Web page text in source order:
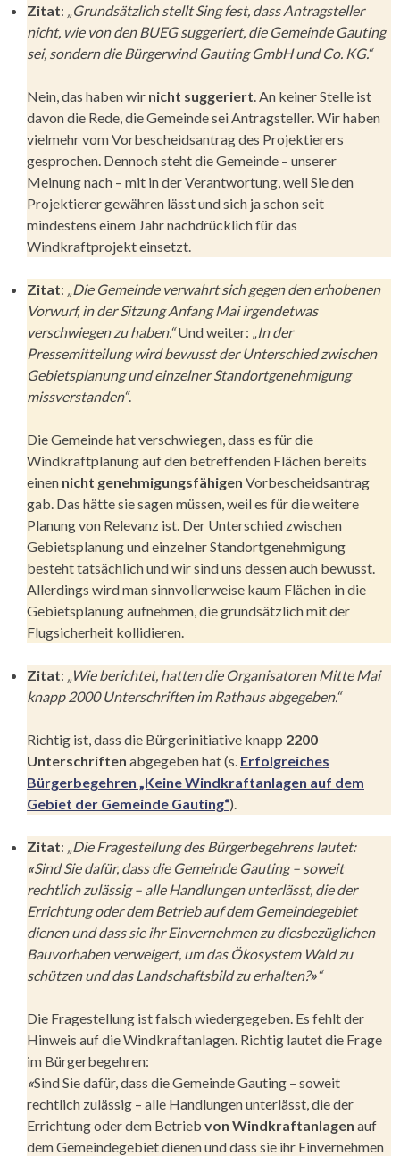
Zitat: „Grundsätzlich stellt Sing fest, dass Antragsteller
nicht, wie von den BUEG suggeriert, die Gemeinde Gauting
sei, sondern die Bürgerwind Gauting GmbH und Co. KG.“
Nein, das haben wir nicht suggeriert. An keiner Stelle ist
davon die Rede, die Gemeinde sei Antragsteller. Wir haben
vielmehr vom Vorbescheidsantrag des Projektierers
gesprochen. Dennoch steht die Gemeinde – unserer
Meinung nach – mit in der Verantwortung, weil Sie den
Projektierer gewähren lässt und sich ja schon seit
mindestens einem Jahr nachdrücklich für das
Windkraftprojekt einsetzt.
Zitat: „Die Gemeinde verwahrt sich gegen den erhobenen
Vorwurf, in der Sitzung Anfang Mai irgendetwas
verschwiegen zu haben.“Und weiter: „In der
Pressemitteilung wird bewusst der Unterschied zwischen
Gebietsplanung und einzelner Standortgenehmigung
missverstanden“.
Die Gemeinde hat verschwiegen, dass es für die
Windkraftplanung auf den betreffenden Flächen bereits
einen nicht genehmigungsfähigen Vorbescheidsantrag
gab. Das hätte sie sagen müssen, weil es für die weitere
Planung von Relevanz ist. Der Unterschied zwischen
Gebietsplanung und einzelner Standortgenehmigung
besteht tatsächlich und wir sind uns dessen auch bewusst.
Allerdings wird man sinnvollerweise kaum Flächen in die
Gebietsplanung aufnehmen, die grundsätzlich mit der
Flugsicherheit kollidieren.
Zitat: „Wie berichtet, hatten die Organisatoren Mitte Mai
knapp 2000 Unterschriften im Rathaus abgegeben.“
Richtig ist, dass die Bürgerinitiative knapp 2200
Unterschriften abgegeben hat (s. Erfolgreiches
Bürgerbegehren „Keine Windkraftanlagen auf dem
Gebiet der Gemeinde Gauting“).
Zitat: „Die Fragestellung des Bürgerbegehrens lautet:
«Sind Sie dafür, dass die Gemeinde Gauting – soweit
rechtlich zulässig – alle Handlungen unterlässt, die der
Errichtung oder dem Betrieb auf dem Gemeindegebiet
dienen und dass sie ihr Einvernehmen zu diesbezüglichen
Bauvorhaben verweigert, um das Ökosystem Wald zu
schützen und das Landschaftsbild zu erhalten?»“
Die Fragestellung ist falsch wiedergegeben. Es fehlt der
Hinweis auf die Windkraftanlagen. Richtig lautet die Frage
im Bürgerbegehren:
«Sind Sie dafür, dass die Gemeinde Gauting – soweit
rechtlich zulässig – alle Handlungen unterlässt, die der
Errichtung oder dem Betrieb von Windkraftanlagen auf
dem Gemeindegebiet dienen und dass sie ihr Einvernehmen